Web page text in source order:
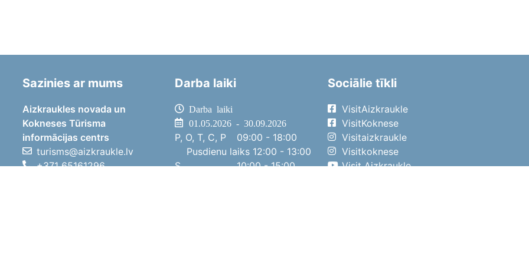
Sazinies ar mums
Aizkraukles novada un
Kokneses Tūrisma
informācijas centrs
turisms@aizkraukle.lv
+371 65161296
Darba laiki
Darba laiki
01.05.2026 - 30.09.2026
P, O, T, C, P
09:00 - 18:00
Pusdienu laiks 12:00 - 13:00
S
10:00 - 15:00
Sociālie tīkli
VisitAizkraukle
VisitKoknese
Visitaizkraukle
Visitkoknese
Visit Aizkraukle